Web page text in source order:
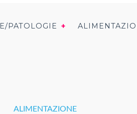
PATOLOGIE
ALIMENTAZIONE